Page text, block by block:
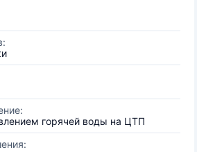
горячей воды на ЦТП